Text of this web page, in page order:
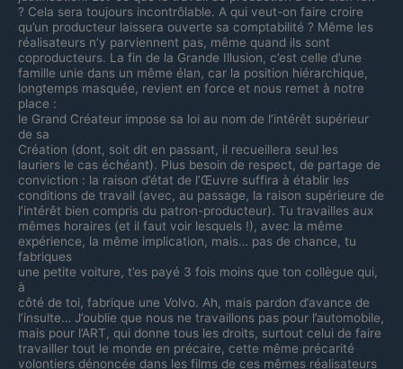
? Cela sera toujours incontrôlable. A qui veut-on faire croire
qu’un producteur laissera ouverte sa comptabilité ? Même les
réalisateurs n’y parviennent pas, même quand ils sont
coproducteurs. La fin de la Grande Illusion, c’est celle d’une
famille unie dans un même élan, car la position hiérarchique,
longtemps masquée, revient en force et nous remet à notre
place :
le Grand Créateur impose sa loi au nom de l’intérêt supérieur
de sa
Création (dont, soit dit en passant, il recueillera seul les
lauriers le cas échéant). Plus besoin de respect, de partage de
conviction : la raison d’état de l’Œuvre suffira à établir les
conditions de travail (avec, au passage, la raison supérieure de
l’intérêt bien compris du patron-producteur). Tu travailles aux
mêmes horaires (et il faut voir lesquels !), avec la même
expérience, la même implication, mais… pas de chance, tu
fabriques
une petite voiture, t’es payé 3 fois moins que ton collègue qui,
à
côté de toi, fabrique une Volvo. Ah, mais pardon d’avance de
l’insulte… J’oublie que nous ne travaillons pas pour l’automobile,
mais pour l’ART, qui donne tous les droits, surtout celui de faire
travailler tout le monde en précaire, cette même précarité
volontiers dénoncée dans les films de ces mêmes réalisateurs